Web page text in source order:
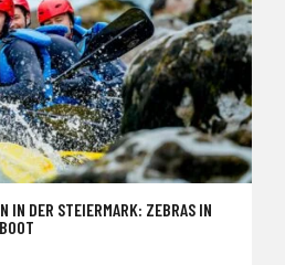
IN DER STEIERMARK: ZEBRAS IN